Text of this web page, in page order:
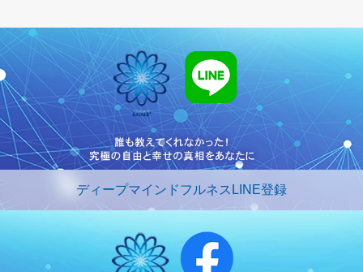
ディープマインドフルネスLINE登録